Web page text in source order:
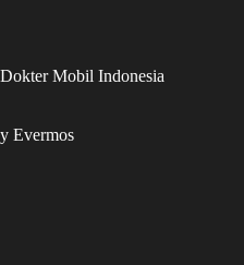
Mobil Indonesia
Evermos